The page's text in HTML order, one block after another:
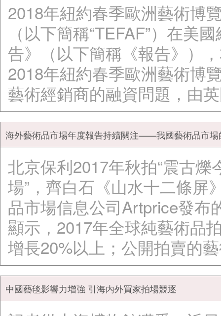
2018年紐約春季歐洲藝術博
（以下簡稱“TEFAF”）在美
告》（以下簡稱《報告》）
2018年紐約春季歐洲藝術博
藝術經銷商的融資問題，由
海外藝術品市場年度報告持續關注——我國藝術品市場
北京保利2017年秋拍“震古
場”，齊白石《山水十二條屏
品市場信息公司Artprice發布
顯示，2017年全球純藝術品
增長20%以上；公開拍賣的
中國藝毯影響力增強 引海内外買家拍場競逐